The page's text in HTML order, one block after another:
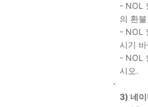
- NOL
의 환
- NOL
시기
- NOL
시오.
3) 네